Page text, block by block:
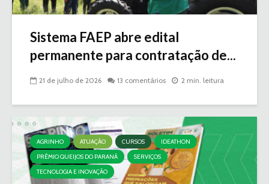
Sistema FAEP abre edital
permanente para contratação de...
21 de julho de 2026 13 comentários 2 min. leitura
AGRINHO ATUAÇÃO CURSOS
IDEATHON
PRÊMIO QUEIJOS DO PARANÁ
SERVIÇOS
TECNOLOGIA E INOVAÇÃO